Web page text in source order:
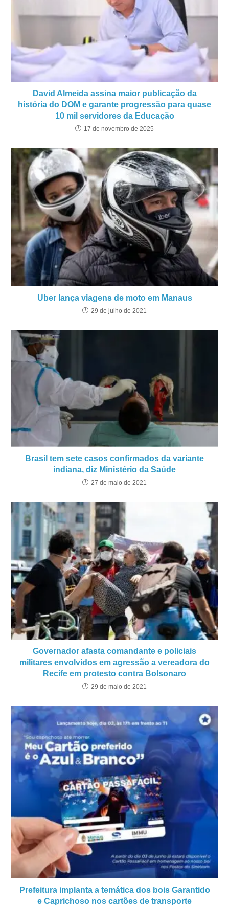
David Almeida assina maior publicação da
história do DOM e garante progressão para quase
10 mil servidores da Educação
17 de novembro de 2025
Uber lança viagens de moto em Manaus
29 de julho de 2021
Brasil tem sete casos confirmados da variante
indiana, diz Ministério da Saúde
27 de maio de 2021
Governador afasta comandante e policiais
militares envolvidos em agressão a vereadora do
Recife em protesto contra Bolsonaro
29 de maio de 2021
Prefeitura implanta a temática dos bois Garantido
e Caprichoso nos cartões de transporte